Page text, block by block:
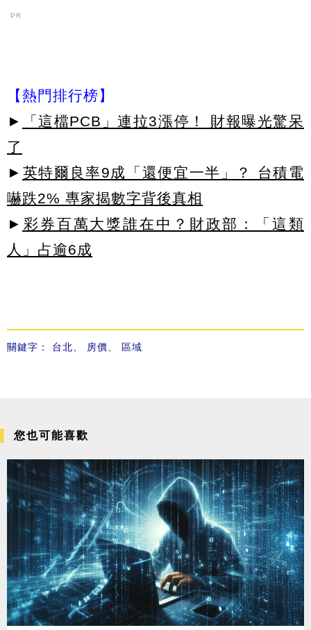
PR
【熱門排行榜】
►
「這檔PCB」連拉3漲停！ 財報曝光驚呆
了
► 英特爾良率9成「還便宜一半」？ 台積電
嚇跌2% 專家揭數字背後真相
► 彩券百萬大獎誰在中？財政部：「這類
人」占逾6成
關鍵字： 台北、 房價、 區域
您也可能喜歡